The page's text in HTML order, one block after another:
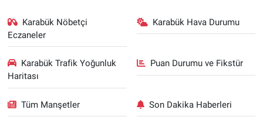
Karabük Nöbetçi
Eczaneler
Karabük Hava Durumu
Karabük Trafik Yoğunluk
Haritası
Puan Durumu ve Fikstür
Tüm Manşetler Son Dakika Haberleri